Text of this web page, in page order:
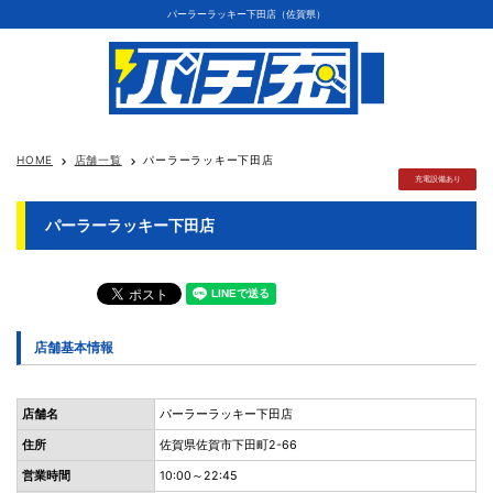
パーラーラッキー下田店（佐賀県）
HOME keyboard_arrow_right 店舗一覧 keyboard_arrow_right パーラーラッキー下田店
充電設備あり
パーラーラッキー下田店
店舗基本情報
店舗名 パーラーラッキー下田店
住所 佐賀県佐賀市下田町2-66
営業時間 10:00～22:45